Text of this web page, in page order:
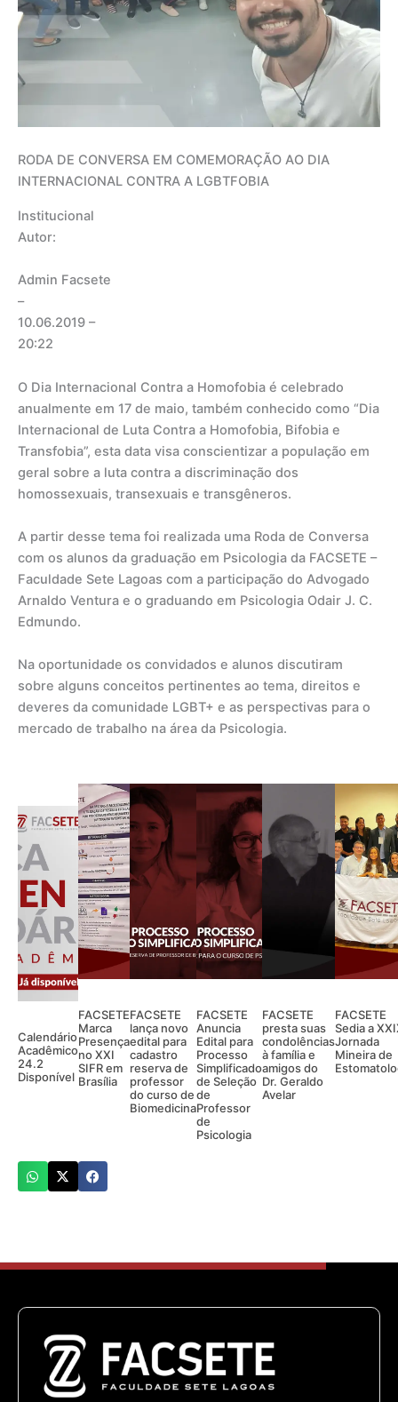
RODA DE CONVERSA EM COMEMORAÇÃO AO DIA
INTERNACIONAL CONTRA A LGBTFOBIA
Institucional
Autor:
Admin Facsete
–
10.06.2019 –
20:22
O Dia Internacional Contra a Homofobia é celebrado
anualmente em 17 de maio, também conhecido como “Dia
Internacional de Luta Contra a Homofobia, Bifobia e
Transfobia”, esta data visa conscientizar a população em
geral sobre a luta contra a discriminação dos
homossexuais, transexuais e transgêneros.
A partir desse tema foi realizada uma Roda de Conversa
com os alunos da graduação em Psicologia da FACSETE –
Faculdade Sete Lagoas com a participação do Advogado
Arnaldo Ventura e o graduando em Psicologia Odair J. C.
Edmundo.
Na oportunidade os convidados e alunos discutiram
sobre alguns conceitos pertinentes ao tema, direitos e
deveres da comunidade LGBT+ e as perspectivas para o
mercado de trabalho na área da Psicologia.
Calendário
Acadêmico
24.2
Disponível
FACSETE
Marca
Presença
no XXI
SIFR em
Brasília
FACSETE
lança novo
edital para
cadastro
reserva de
professor
do curso de
Biomedicina
FACSETE
Anuncia
Edital para
Processo
Simplificado
de Seleção
de
Professor
de
Psicologia
FACSETE
presta suas
condolências
à família e
amigos do
Dr. Geraldo
Avelar
FACSETE
Sedia a
Jornada
Mineira de